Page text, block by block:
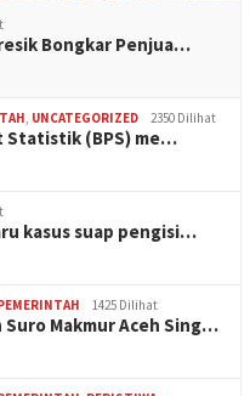
Bongkar Penjua…
, UNCATEGORIZED 2350 Dilihat
Statistik (BPS) me…
kasus suap pengisi…
1425 Dilihat
Suro Makmur Aceh Sing…